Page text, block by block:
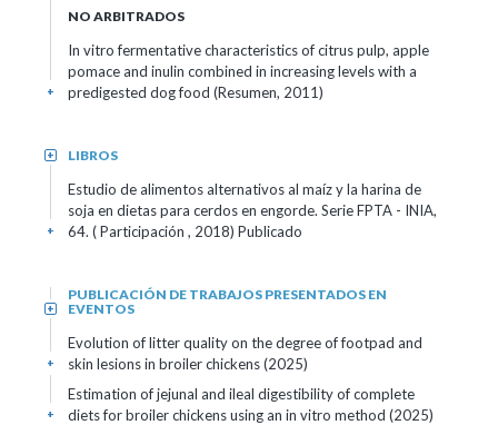
NO ARBITRADOS
In vitro fermentative characteristics of citrus pulp, apple
pomace and inulin combined in increasing levels with a
predigested dog food (Resumen, 2011)
+
LIBROS
+
Estudio de alimentos alternativos al maíz y la harina de
soja en dietas para cerdos en engorde. Serie FPTA - INIA,
64. ( Participación , 2018) Publicado
+
PUBLICACIÓN DE TRABAJOS PRESENTADOS EN
EVENTOS
+
Evolution of litter quality on the degree of footpad and
skin lesions in broiler chickens (2025)
+
Estimation of jejunal and ileal digestibility of complete
diets for broiler chickens using an in vitro method (2025)
+